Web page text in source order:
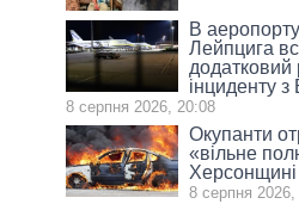
В
Лейпцига
додатковий
інциденту
8 серпня 2026, 20:08
Окупанти
«вільне
8 серпня